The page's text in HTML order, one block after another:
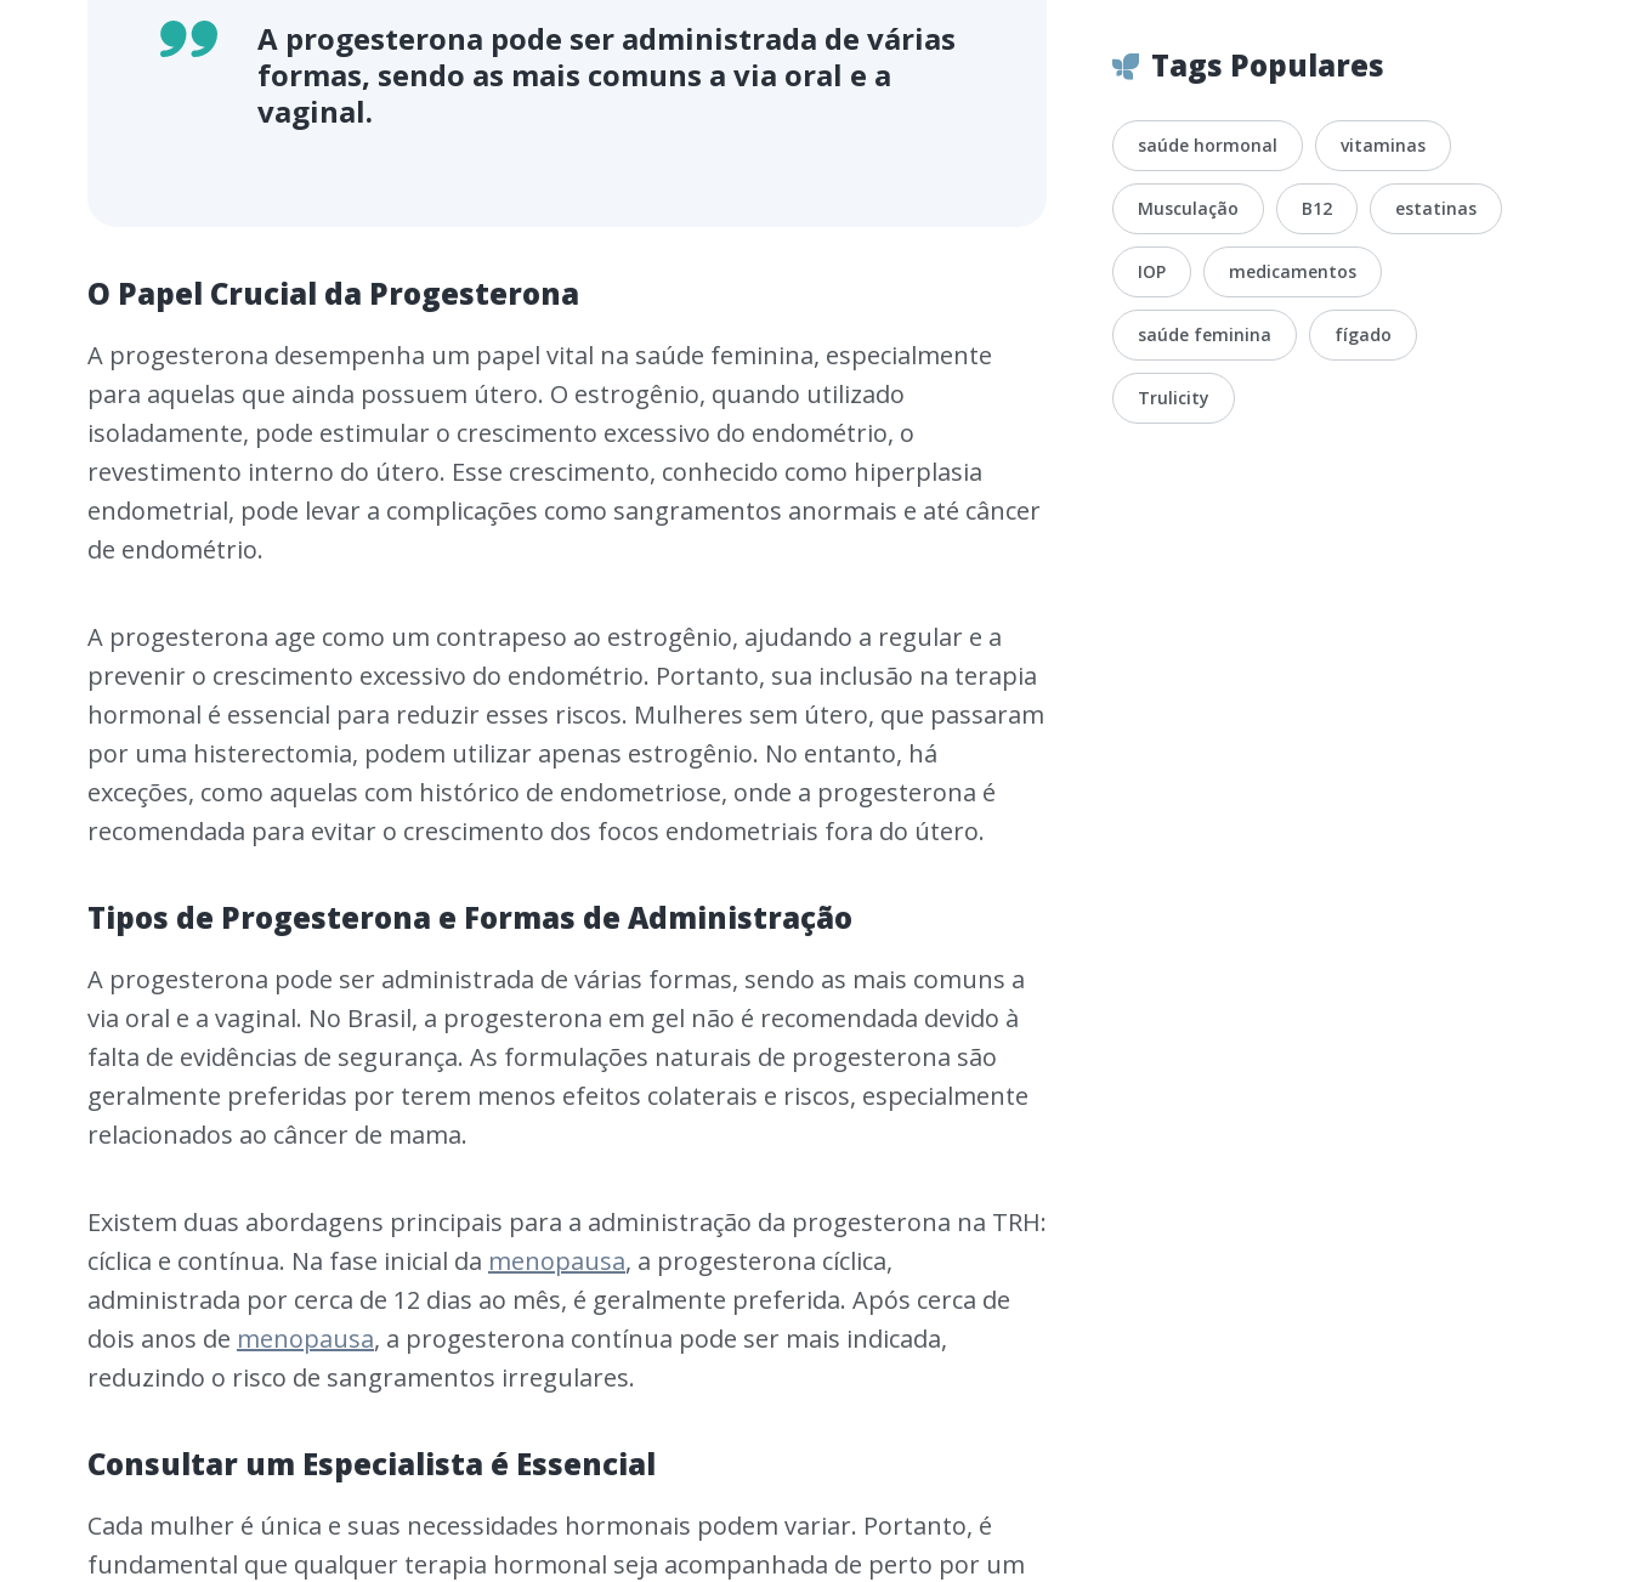
A progesterona pode ser administrada de várias
formas, sendo as mais comuns a via oral e a
vaginal.
O Papel Crucial da Progesterona
A progesterona desempenha um papel vital na saúde feminina, especialmente
para aquelas que ainda possuem útero. O estrogênio, quando utilizado
isoladamente, pode estimular o crescimento excessivo do endométrio, o
revestimento interno do útero. Esse crescimento, conhecido como hiperplasia
endometrial, pode levar a complicações como sangramentos anormais e até câncer
de endométrio.
A progesterona age como um contrapeso ao estrogênio, ajudando a regular e a
prevenir o crescimento excessivo do endométrio. Portanto, sua inclusão na terapia
hormonal é essencial para reduzir esses riscos. Mulheres sem útero, que passaram
por uma histerectomia, podem utilizar apenas estrogênio. No entanto, há
exceções, como aquelas com histórico de endometriose, onde a progesterona é
recomendada para evitar o crescimento dos focos endometriais fora do útero.
Tipos de Progesterona e Formas de Administração
A progesterona pode ser administrada de várias formas, sendo as mais comuns a
via oral e a vaginal. No Brasil, a progesterona em gel não é recomendada devido à
falta de evidências de segurança. As formulações naturais de progesterona são
geralmente preferidas por terem menos efeitos colaterais e riscos, especialmente
relacionados ao câncer de mama.
Existem duas abordagens principais para a administração da progesterona na TRH:
cíclica e contínua. Na fase inicial da menopausa, a progesterona cíclica,
administrada por cerca de 12 dias ao mês, é geralmente preferida. Após cerca de
dois anos de menopausa, a progesterona contínua pode ser mais indicada,
reduzindo o risco de sangramentos irregulares.
Consultar um Especialista é Essencial
Cada mulher é única e suas necessidades hormonais podem variar. Portanto, é
fundamental que qualquer terapia hormonal seja acompanhada de perto por um
Tags Populares
saúde hormonal vitaminas
Musculação B12 estatinas
IOP medicamentos
saúde feminina fígado
Trulicity